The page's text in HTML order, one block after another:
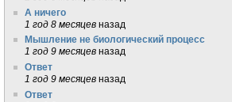
А ничего
1 год 8 месяцев назад
Мышление не биологический процесс
1 год 9 месяцев назад
Ответ
1 год 9 месяцев назад
Ответ